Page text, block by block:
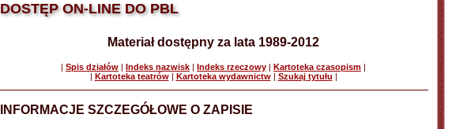
DOSTĘP ON-LINE DO PBL
Materiał dostępny za lata 1989-2012
| Spis działów | Indeks nazwisk | Indeks rzeczowy | Kartoteka czasopism |
| Kartoteka teatrów| Kartoteka wydawnictw| Szukaj tytułu |
INFORMACJE SZCZEGÓŁOWE O ZAPISIE